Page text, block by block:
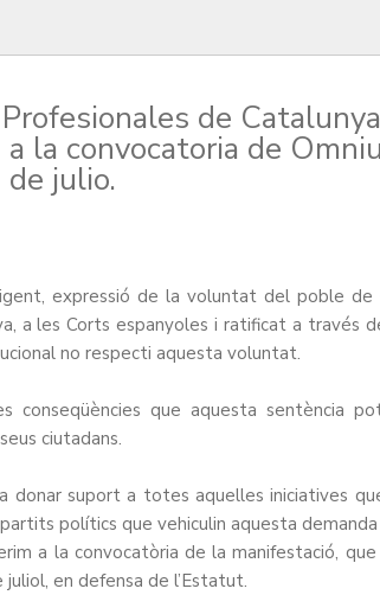
de
la convocatoria de
julio.
expressió de la voluntat del poble de
a les Corts espanyoles i ratificat a través
no respecti aquesta voluntat.
conseqüències que aquesta sentència
ciutadans.
suport a totes aquelles iniciatives
polítics que vehiculin aquesta
a la convocatòria de la manifestació,
en defensa de l’Estatut.